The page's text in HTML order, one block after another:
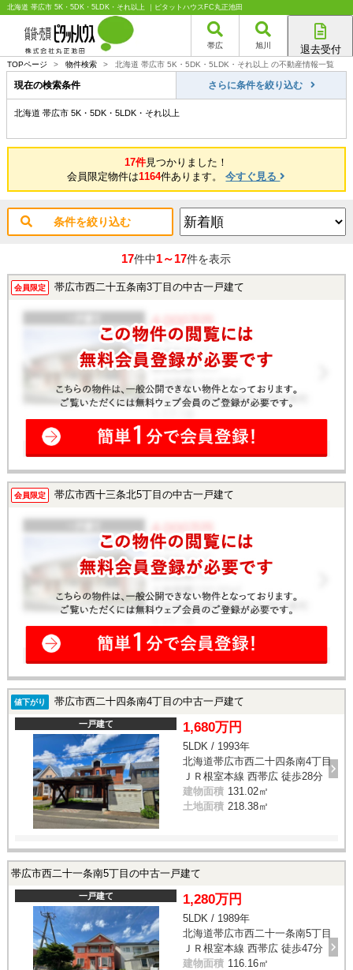
北海道 帯広市 5K・5DK・5LDK・それ以上 ｜ピタットハウスFC丸正池田
帯広 旭川 退去受付
帯広店
旭川店
TOPページ > 物件検索 > 北海道 帯広市 5K・5DK・5LDK・それ以上 の不動産情報一覧
現在の検索条件 さらに条件を絞り込む
北海道 帯広市 5K・5DK・5LDK・それ以上
17件見つかりました！
会員限定物件は1164件あります。今すぐ見る
条件を絞り込む
17件中1～17件を表示
会員限定 帯広市西二十五条南3丁目の中古一戸建て
会員限定 帯広市西十三条北5丁目の中古一戸建て
値下がり 帯広市西二十四条南4丁目の中古一戸建て
一戸建て 1,680万円
5LDK / 1993年
北海道帯広市西二十四条南4丁目
ＪＲ根室本線 西帯広 徒歩28分
建物面積 131.02㎡
土地面積 218.38㎡
帯広市西二十一条南5丁目の中古一戸建て
一戸建て 1,280万円
5LDK / 1989年
北海道帯広市西二十一条南5丁目
ＪＲ根室本線 西帯広 徒歩47分
建物面積 116.16㎡